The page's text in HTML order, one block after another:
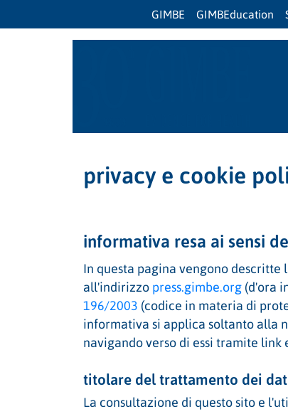
GIMBE GIMBEducation
privacy e cookie
informativa resa ai sensi
In questa pagina vengono
all'indirizzo press.gimbe.org (d'ora
196/2003 (codice in materia di
informativa si applica soltanto alla
navigando verso di essi tramite link
titolare del trattamento dei
La consultazione di questo sito e